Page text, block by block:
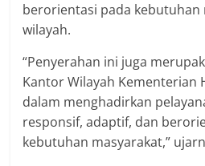
berorientasi pada kebutuhan
wilayah.
“Penyerahan ini juga
Kantor Wilayah Kementerian
dalam menghadirkan
responsif, adaptif, dan
kebutuhan masyarakat,”